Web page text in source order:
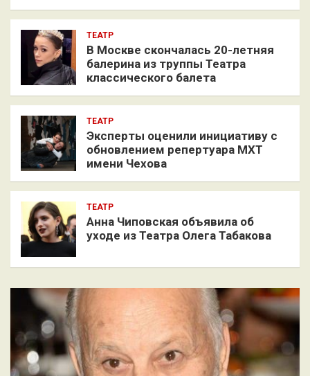
ТЕАТР
В Москве скончалась 20-летняя
балерина из труппы Театра
классического балета
ТЕАТР
Эксперты оценили инициативу с
обновлением репертуара МХТ
имени Чехова
ТЕАТР
Анна Чиповская объявила об
уходе из Театра Олега Табакова